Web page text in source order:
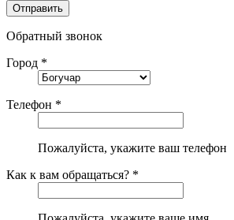
Обратный звонок
Город *
Телефон *
Пожалуйста, укажите ваш телефон
Как к вам обращаться? *